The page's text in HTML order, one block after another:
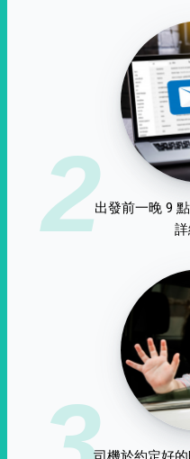
2出發前一晚 9